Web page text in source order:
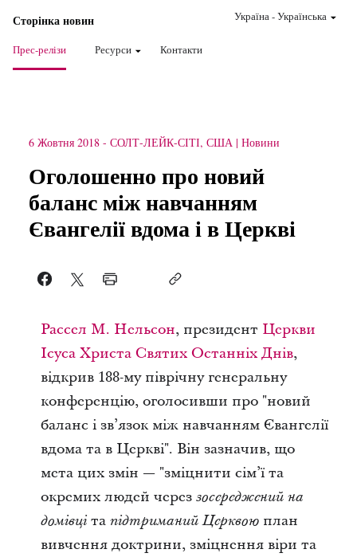
Сторінка новин
Прес-релізи Ресурси Контакти
Україна-Українська
6 Жовтня 2018 - СОЛТ-ЛЕЙК-СІТІ, США Новини
Оголошенно про новий
баланс між навчанням
Євангелії вдома і в Церкві
Рассел М. Нельсон, президент Церкви
Ісуса Христа Святих Останніх Днів,
відкрив 188-му піврічну генеральну
конференцію, оголосивши про "новий
баланс і зв’язок між навчанням Євангелії
вдома та в Церкві". Він зазначив, що
мета цих змін — "зміцнити сім’ї та
окремих людей через зосереджений на
домівціта підтриманий Церквоюплан
вивчення доктрини, зміцнення віри та